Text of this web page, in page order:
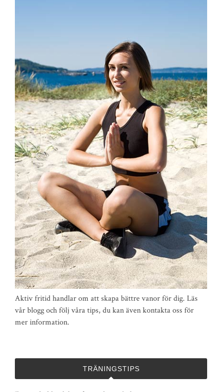
Aktiv fritid handlar om att skapa bättre vanor för dig. Läs
vår blogg och följ våra tips, du kan även kontakta oss för
mer information.
TRÄNINGSTIPS